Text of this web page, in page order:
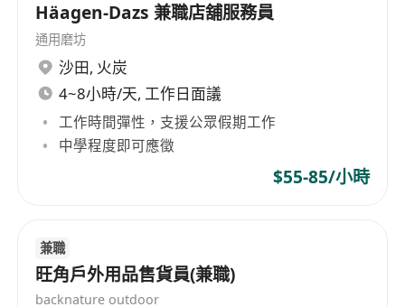
Häagen-Dazs 兼職店舖服務員
通用磨坊
沙田, 火炭
4~8小時/天, 工作日面議
工作時間彈性，支援公眾假期工作
中學程度即可應徵
$55-85/小時
兼職
旺角戶外用品售貨員(兼職)
backnature outdoor